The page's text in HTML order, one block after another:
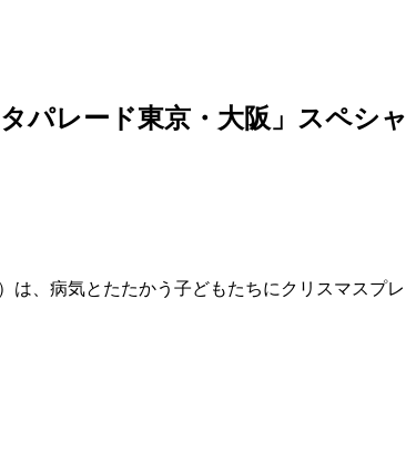
パレード東京・ 大阪 」スペシャ
は、病気とたたかう子どもたちにクリスマスプレ